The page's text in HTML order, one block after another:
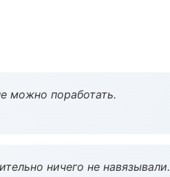
можно поработать.
ничего не навязывали.